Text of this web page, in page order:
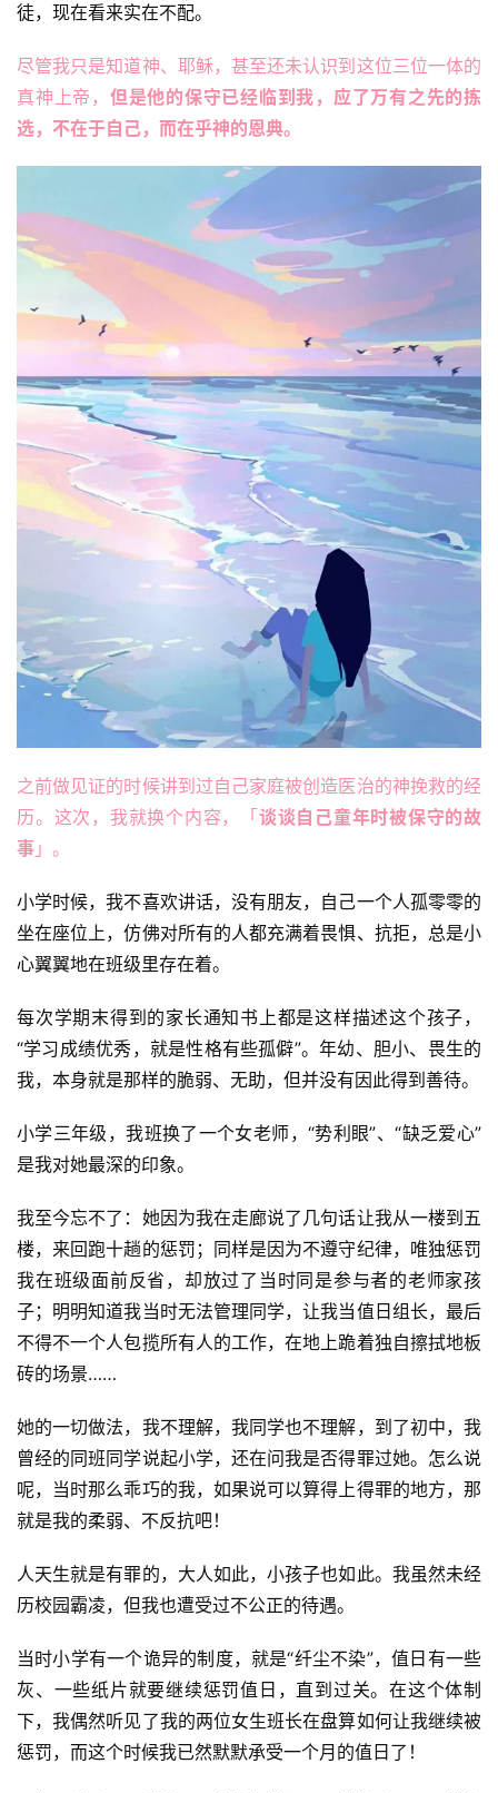
徒，现在看来实在不配。
尽管我只是知道神、耶稣，甚至还未认识到这位三位一体的
真神上帝， 但是他的保守已经临到我，应了万有之先的拣
选，不在于自己，而在乎神的恩典。
之前做见证的时候讲到过自己家庭被创造医治的神挽救的经
历。这次，我就换个内容，「 谈谈自己童年时被保守的故
事 」。
小学时候，我不喜欢讲话，没有朋友，自己一个人孤零零的
坐在座位上，仿佛对所有的人都充满着畏惧、抗拒，总是小
心翼翼地在班级里存在着。
每次学期末得到的家长通知书上都是这样描述这个孩子，
“学习成绩优秀，就是性格有些孤僻”。年幼、胆小、畏生的
我，本身就是那样的脆弱、无助，但并没有因此得到善待。
小学三年级，我班换了一个女老师，“势利眼”、“缺乏爱心”
是我对她最深的印象。
我至今忘不了：她因为我在走廊说了几句话让我从一楼到五
楼，来回跑十趟的惩罚；同样是因为不遵守纪律，唯独惩罚
我在班级面前反省，却放过了当时同是参与者的老师家孩
子；明明知道我当时无法管理同学，让我当值日组长，最后
不得不一个人包揽所有人的工作，在地上跪着独自擦拭地板
砖的场景……
她的一切做法，我不理解，我同学也不理解，到了初中，我
曾经的同班同学说起小学，还在问我是否得罪过她。怎么说
呢，当时那么乖巧的我，如果说可以算得上得罪的地方，那
就是我的柔弱、不反抗吧！
人天生就是有罪的，大人如此，小孩子也如此。我虽然未经
历校园霸凌，但我也遭受过不公正的待遇。
当时小学有一个诡异的制度，就是“纤尘不染”，值日有一些
灰、一些纸片就要继续惩罚值日，直到过关。在这个体制
下，我偶然听见了我的两位女生班长在盘算如何让我继续被
惩罚，而这个时候我已然默默承受一个月的值日了！